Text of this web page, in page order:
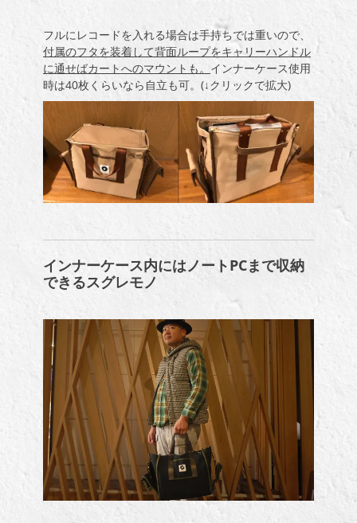
フルにレコードを入れる場合は手持ちでは重いので、
付属のフタを装着して背面ループをキャリーハンドル
に通せばカートへのマウントも。 インナーケース使用
時は40枚くらいなら自立も可。(↓クリックで拡大)
インナーケース内にはノートPCまで収納
できるスグレモノ